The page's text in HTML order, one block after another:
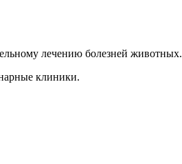
лечению болезней животных.
клиники.